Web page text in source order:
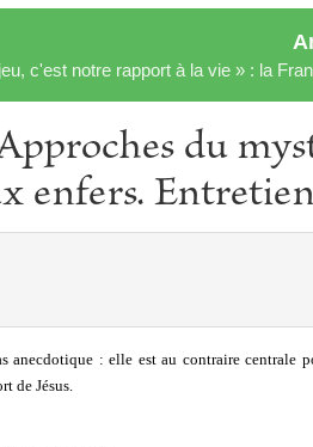
c'est notre rapport à la vie » : la
du
enfers.
anecdotique : elle est au contraire centrale
de Jésus.